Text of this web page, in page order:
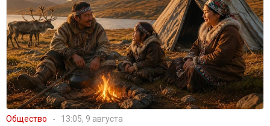
Общество 13:05, 9 августа